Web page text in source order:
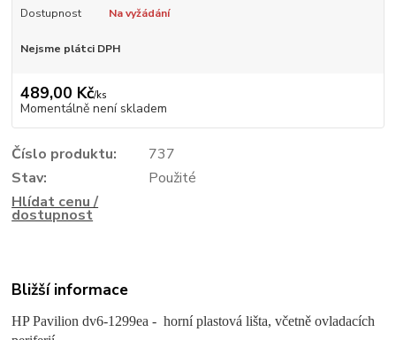
Dostupnost Na vyžádání
Nejsme plátci DPH
489,00 Kč/ks
Momentálně není skladem
Číslo produktu:
737
Stav:
Použité
Hlídat cenu /
dostupnost
Bližší informace
HP Pavilion dv6-1299ea - horní plastová lišta, včetně ovladacích